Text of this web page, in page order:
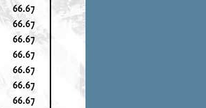
66.67
66.67
66.67
66.67
66.67
66.67
66.67